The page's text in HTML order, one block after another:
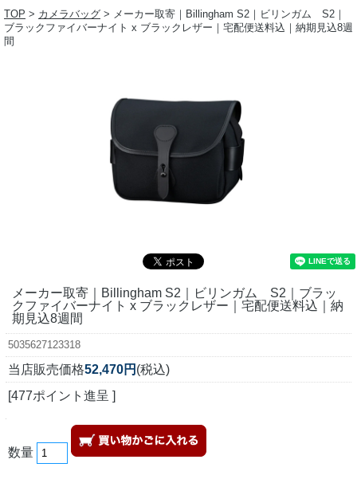
TOP > カメラバッグ > メーカー取寄｜Billingham S2｜ビリンガム S2｜
ブラックファイバーナイト x ブラックレザー｜宅配便送料込｜納期見込8週
間
メーカー取寄｜Billingham S2｜ビリンガム S2｜ブラッ
クファイバーナイト x ブラックレザー｜宅配便送料込｜納
期見込8週間
5035627123318
当店販売価格52,470円 (税込)
[477ポイント進呈 ]
数量